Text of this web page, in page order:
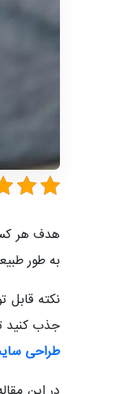
هدف هر
به طور
نکته قابل
جذب کنید تنها 8 ثانیه است و اگر کاربران و مخاطبین وب سایت از محصولات و خدماتی که ارائه می دهید خوششان آمد یعنی
طراحی